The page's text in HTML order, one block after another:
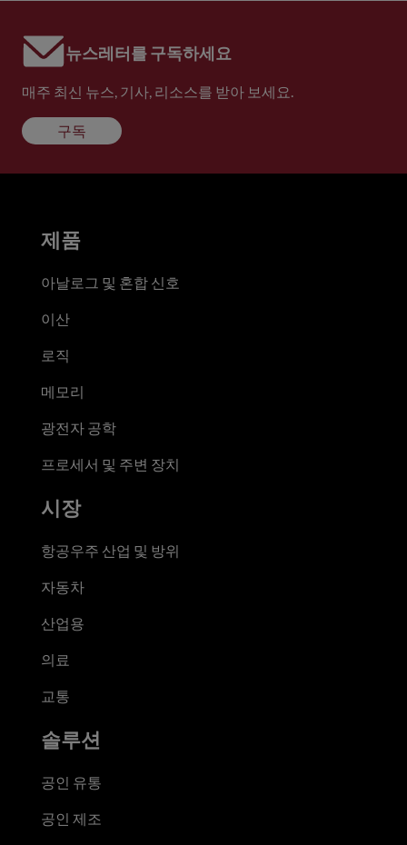
뉴스레터를 구독하세요
매주 최신 뉴스, 기사, 리소스를 받아 보세요.
구독
제품
아날로그 및 혼합 신호
이산
로직
메모리
광전자 공학
프로세서 및 주변 장치
시장
항공우주 산업 및 방위
자동차
산업용
의료
교통
솔루션
공인 유통
공인 제조